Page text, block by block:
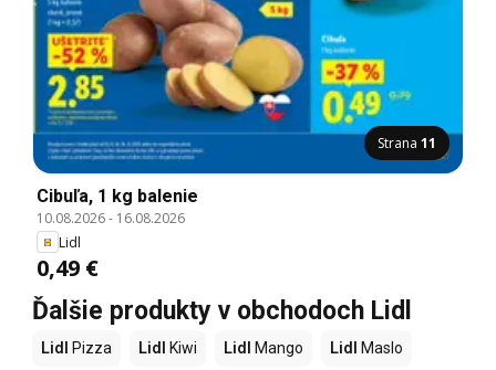
Strana 11
Cibuľa, 1 kg balenie
10.08.2026- 16.08.2026
Lidl
0,49 €
Ďalšie produkty v obchodoch Lidl
Lidl Pizza Lidl Kiwi Lidl Mango Lidl Maslo